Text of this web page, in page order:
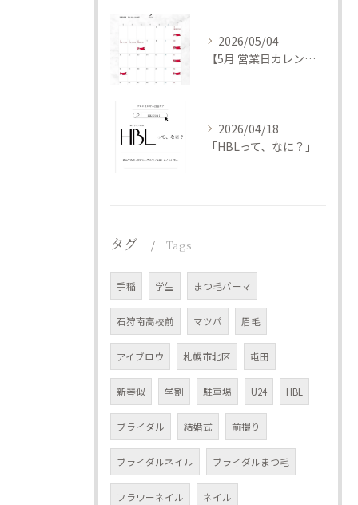
2026/05/04
【5月 営業日カレンダー】
2026/04/18
「HBLって、なに？」
タグ Tags
手稲 学生 まつ毛パーマ
石狩南高校前 マツパ 眉毛
アイブロウ 札幌市北区 屯田
新琴似 学割 駐車場 U24 HBL
ブライダル 結婚式 前撮り
ブライダルネイル ブライダルまつ毛
フラワーネイル ネイル